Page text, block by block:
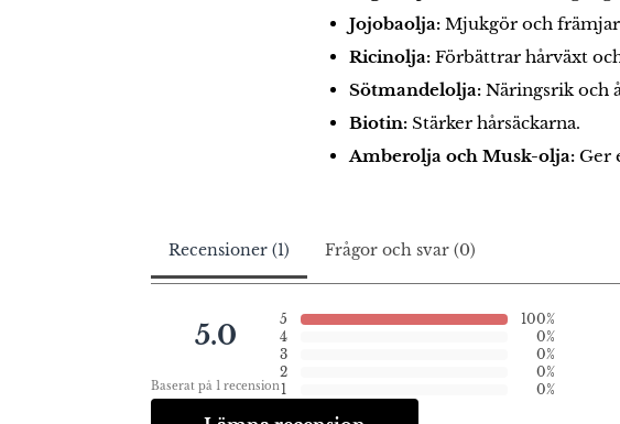
Jojobaolja: Mjukgör och
Ricinolja: Förbättrar hårväxt
Sötmandelolja: Näringsrik och
Biotin: Stärker hårsäckarna.
Amberolja och Musk-olja: Ger
Recensioner (1) Frågor och svar (0)
5.0
Baserat på 1 recension
5
100%
4
0%
3
0%
2
0%
1
0%